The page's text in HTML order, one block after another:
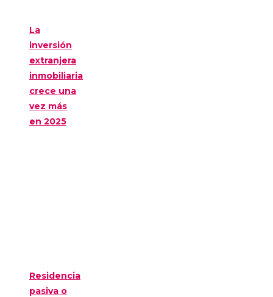
La
inversión
extranjera
inmobiliaria
crece una
vez más
en 2025
Residencia
pasiva o